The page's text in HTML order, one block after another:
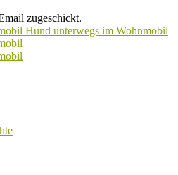
zugeschickt.
Hund unterwegs im Wohnmobil